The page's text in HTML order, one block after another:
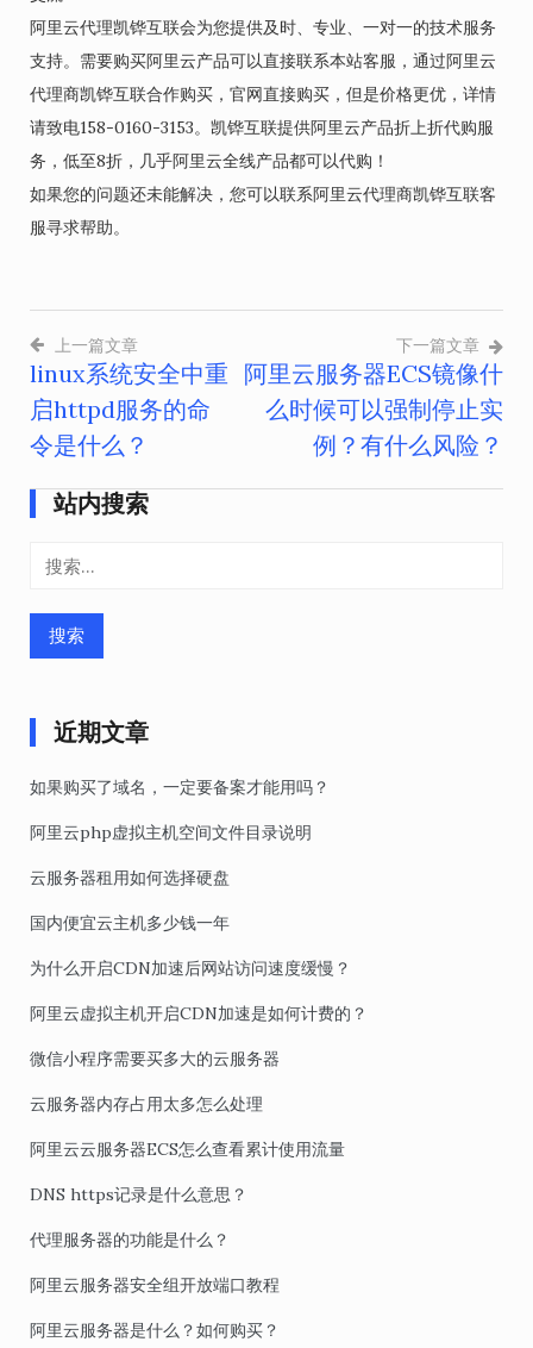
阿里云代理凯铧互联会为您提供及时、专业、一对一的技术服务
支持。需要购买阿里云产品可以直接联系本站客服，通过阿里云
代理商凯铧互联合作购买，官网直接购买，但是价格更优，详情
请致电158-0160-3153。凯铧互联提供阿里云产品折上折代购服
务，低至8折，几乎阿里云全线产品都可以代购！
如果您的问题还未能解决，您可以联系阿里云代理商凯铧互联客
服寻求帮助。
文
章
航
上一篇文章
linux系统安全中重
启httpd服务的命
令是什么？
下一篇文章
阿里云服务器ECS镜像什
么时候可以强制停止实
例？有什么风险？
站内搜索
近期文章
如果购买了域名，一定要备案才能用吗？
阿里云php虚拟主机空间文件目录说明
云服务器租用如何选择硬盘
国内便宜云主机多少钱一年
为什么开启CDN加速后网站访问速度缓慢？
阿里云虚拟主机开启CDN加速是如何计费的？
微信小程序需要买多大的云服务器
云服务器内存占用太多怎么处理
阿里云云服务器ECS怎么查看累计使用流量
DNS https记录是什么意思？
代理服务器的功能是什么？
阿里云服务器安全组开放端口教程
阿里云服务器是什么？如何购买？